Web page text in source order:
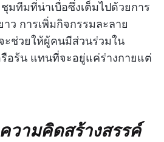
มทีมที่น่าเบื่อซึ่งเต็มไปด้วยการ
ว การเพิ่มกิจกรรมละลาย
ช่วยให้ผู้คนมีส่วนร่วมใน
อร้น แทนที่จะอยู่แค่ร่างกายแต่
วามคิดสร้างสรรค์